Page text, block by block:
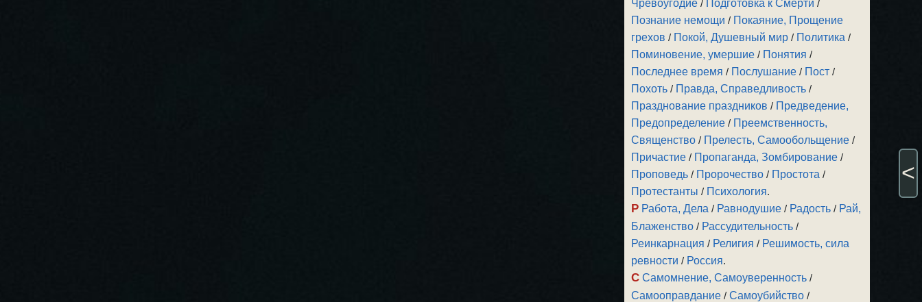
Чревоугодие / Подготовка к Смерти /
Познание немощи / Покаяние, Прощение
грехов / Покой, Душевный мир / Политика /
Поминовение, умершие / Понятия /
Последнее время / Послушание / Пост /
Похоть / Правда, Справедливость /
Празднование праздников / Предведение,
Предопределение / Преемственность,
Священство / Прелесть, Самообольщение /
Причастие / Пропаганда, Зомбирование /
Проповедь / Пророчество / Простота /
Протестанты / Психология.
Р Работа, Дела / Равнодушие / Радость / Рай,
Блаженство / Рассудительность /
Реинкарнация / Религия / Решимость, сила
ревности / Россия.
С Самомнение, Самоуверенность /
Самооправдание /Самоубийство /
<